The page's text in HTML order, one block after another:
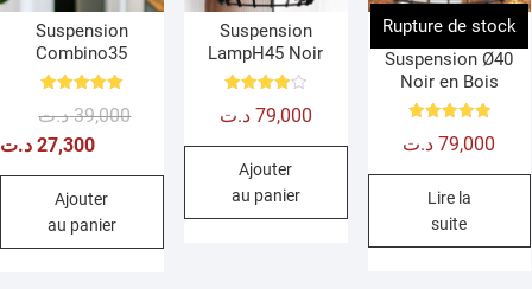
Suspension
Combino35
5.00
39,000 د.ت
Le
initial
27,300 د.ت
Le
actuel
Ajouter
au panier
Suspension
LampH45 Noir
4.0079,000 د.ت
Ajouter
au panier
Rupture de stock
Suspension Ø40
Noir en Bois
5.00
79,000 د.ت
Lire la
suite